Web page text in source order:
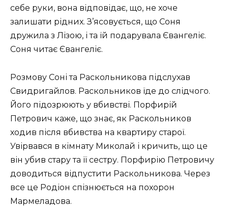
себе руки, вона відповідає, що, не хоче
залишати рідних. З’ясовується, що Соня
дружила з Лізою, і та їй подарувала Євангеліє.
Соня читає Євангеліє.
Розмову Соні та Раскольникова підслухав
Свидригайлов. Раскольников їде до слідчого.
Його підозрюють у вбивстві. Порфирій
Петрович каже, що знає, як Раскольников
ходив після вбивства на квартиру старої.
Увірвався в кімнату Миколай і кричить, що це
він убив стару та її сестру. Порфирію Петровичу
доводиться відпустити Раскольникова. Через
все це Родіон спізнюється на похорон
Мармеладова.